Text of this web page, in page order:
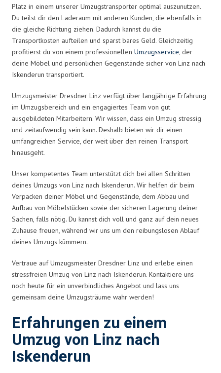
Platz in einem unserer Umzugstransporter optimal auszunutzen.
Du teilst dir den Laderaum mit anderen Kunden, die ebenfalls in
die gleiche Richtung ziehen. Dadurch kannst du die
Transportkosten aufteilen und sparst bares Geld. Gleichzeitig
profitierst du von einem professionellen Umzugsservice, der
deine Möbel und persönlichen Gegenstände sicher von Linz nach
Iskenderun transportiert.
Umzugsmeister Dresdner Linz verfügt über langjährige Erfahrung
im Umzugsbereich und ein engagiertes Team von gut
ausgebildeten Mitarbeitern. Wir wissen, dass ein Umzug stressig
und zeitaufwendig sein kann. Deshalb bieten wir dir einen
umfangreichen Service, der weit über den reinen Transport
hinausgeht.
Unser kompetentes Team unterstützt dich bei allen Schritten
deines Umzugs von Linz nach Iskenderun. Wir helfen dir beim
Verpacken deiner Möbel und Gegenstände, dem Abbau und
Aufbau von Möbelstücken sowie der sicheren Lagerung deiner
Sachen, falls nötig. Du kannst dich voll und ganz auf dein neues
Zuhause freuen, während wir uns um den reibungslosen Ablauf
deines Umzugs kümmern.
Vertraue auf Umzugsmeister Dresdner Linz und erlebe einen
stressfreien Umzug von Linz nach Iskenderun. Kontaktiere uns
noch heute für ein unverbindliches Angebot und lass uns
gemeinsam deine Umzugsträume wahr werden!
Erfahrungen zu einem
Umzug von Linz nach
Iskenderun